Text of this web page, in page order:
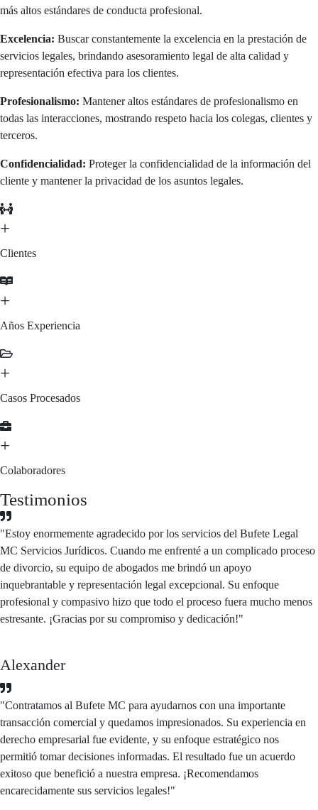
más altos estándares de conducta profesional.
Excelencia: Buscar constantemente la excelencia en la prestación de
servicios legales, brindando asesoramiento legal de alta calidad y
representación efectiva para los clientes.
Profesionalismo: Mantener altos estándares de profesionalismo en
todas las interacciones, mostrando respeto hacia los colegas, clientes y
terceros.
Confidencialidad: Proteger la confidencialidad de la información del
cliente y mantener la privacidad de los asuntos legales.
+
Clientes
+
Años Experiencia
+
Casos Procesados
+
Colaboradores
Testimonios
"Estoy enormemente agradecido por los servicios del Bufete Legal
MC Servicios Jurídicos. Cuando me enfrenté a un complicado proceso
de divorcio, su equipo de abogados me brindó un apoyo
inquebrantable y representación legal excepcional. Su enfoque
profesional y compasivo hizo que todo el proceso fuera mucho menos
estresante. ¡Gracias por su compromiso y dedicación!"
Alexander
"Contratamos al Bufete MC para ayudarnos con una importante
transacción comercial y quedamos impresionados. Su experiencia en
derecho empresarial fue evidente, y su enfoque estratégico nos
permitió tomar decisiones informadas. El resultado fue un acuerdo
exitoso que benefició a nuestra empresa. ¡Recomendamos
encarecidamente sus servicios legales!"